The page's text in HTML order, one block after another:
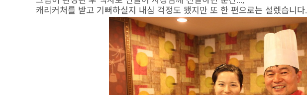
캐리커처를 받고 기뻐하실지 내심 걱정도 됐지만 또 한 편으로는 설렜습니다.